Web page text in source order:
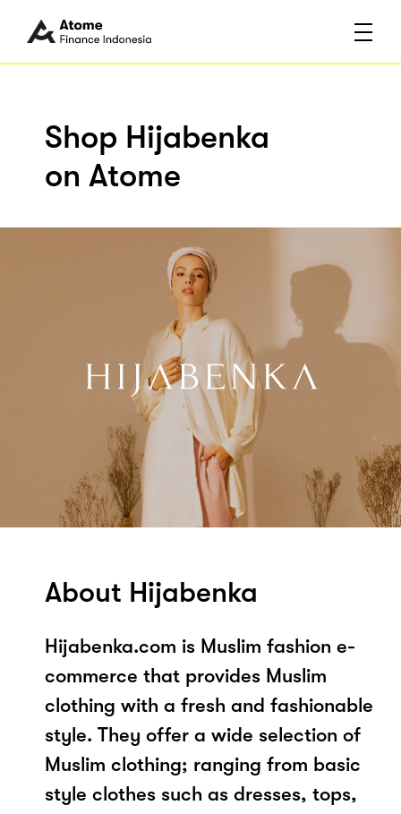
Shop Hijabenka
on Atome
About Hijabenka
Hijabenka.com is Muslim fashion e-
commerce that provides Muslim
clothing with a fresh and fashionable
style. They offer a wide selection of
Muslim clothing; ranging from basic
style clothes such as dresses, tops,